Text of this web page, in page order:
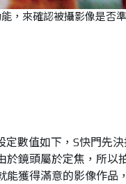
，來確認被攝影像是否準
數值如下，S快門先決
鏡頭屬於定焦，所以
獲得滿意的影像作品